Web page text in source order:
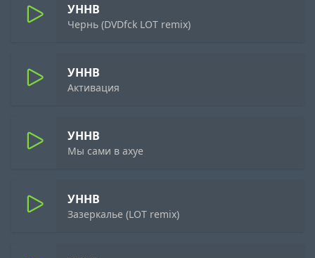
УННВ
Чернь (DVDfck LOT remix)
УННВ
Активация
УННВ
Мы сами в ахуе
УННВ
Зазеркалье (LOT remix)